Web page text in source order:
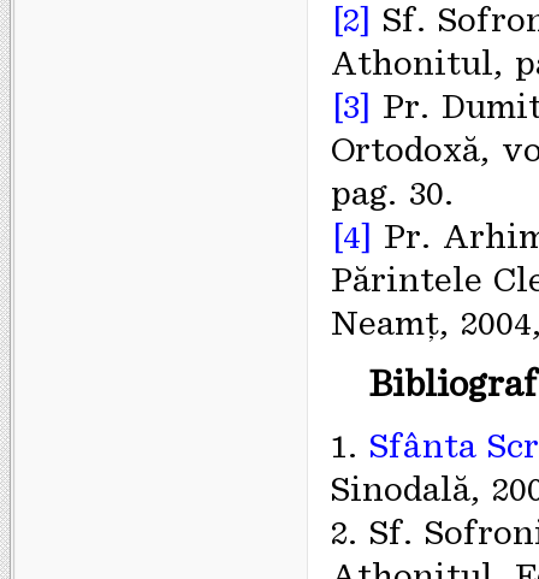
[2] Sf.
Athonitul,
[3] Pr.
Ortodoxă,
pag. 30.
[4] Pr.
Părintele
Neamț,
1. Sfânta
Sinodală,
2. Sf.